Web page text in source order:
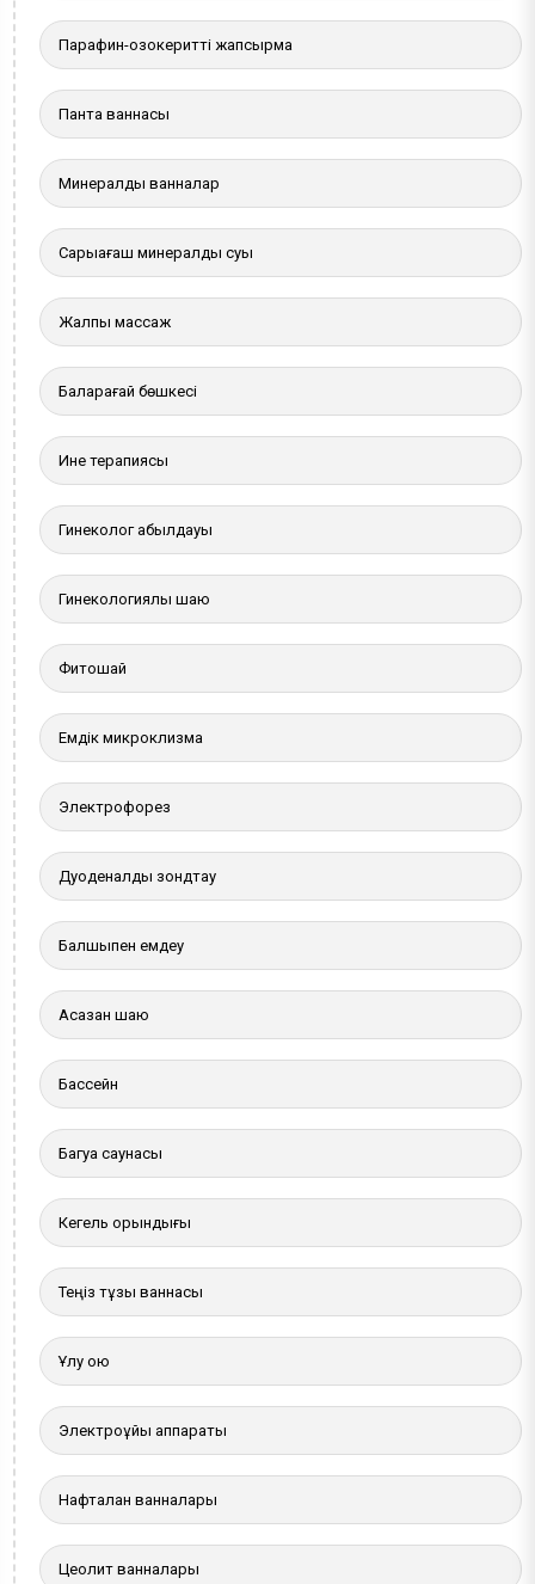
Парафин-озокеритті жапсырма
Панта ваннасы
Минералды ванналар
Сарыағаш минералды суы
Жалпы массаж
Балқарағай бөшкесі
Ине терапиясы
Гинеколог қабылдауы
Гинекологиялық шаю
Фитошай
Емдік микроклизма
Электрофорез
Дуоденалды зондтау
Балшықпен емдеу
Асқазан шаю
Бассейн
Багуа саунасы
Кегель орындығы
Теңіз тұзы ваннасы
Ұлу қою
Электроұйқы аппараты
Нафталан ванналары
Цеолит ванналары